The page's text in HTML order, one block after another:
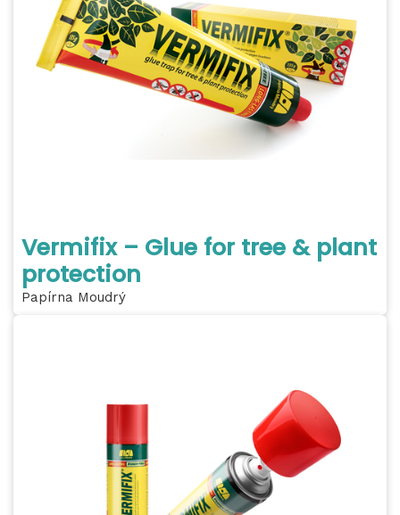
Vermifix – Glue for tree & plant
protection
Papírna Moudrý